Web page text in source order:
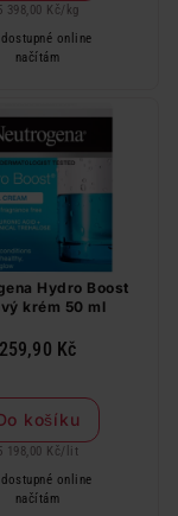
398,00 Kč/ kg
dostupné online
načítám
Hydro Boost
krém 50 ml
259,90 Kč
košíku
198,00 Kč/ lit
dostupné online
načítám